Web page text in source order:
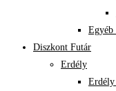
Egyéb
Diszkont Futár
Erdély
Erdély